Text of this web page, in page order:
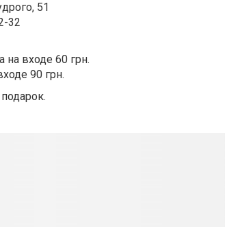
51
32
входе 60 грн.
90 грн.